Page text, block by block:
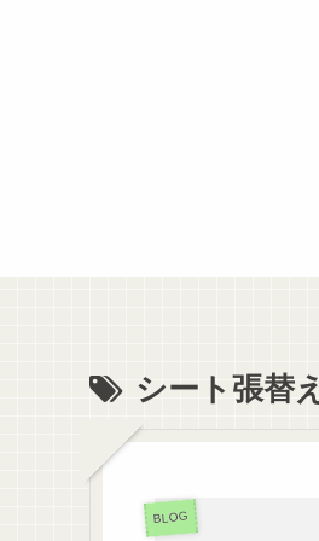
シート張替え
BLOG